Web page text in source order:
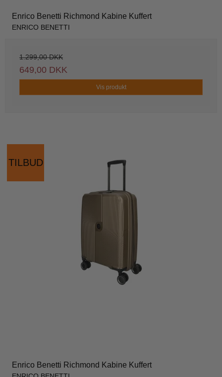
Enrico Benetti Richmond Kabine Kuffert
ENRICO BENETTI
1.299,00 DKK
649,00 DKK
Vis produkt
TILBUD
Enrico Benetti Richmond Kabine Kuffert